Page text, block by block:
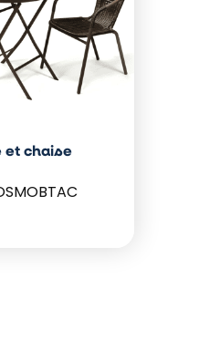
et chaise